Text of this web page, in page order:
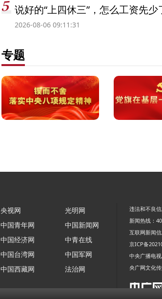
说好的“上四休三”，怎么工资先少
2026-08-06 09:11:31
专题
央视网
中国青年网
中国经济网
中国台湾网
中国西藏网
光明网
中国新闻网
中青在线
中国军网
法治网
违法和不良
新闻热线：
互联网新闻
京ICP备
中央广播电
央广网文化